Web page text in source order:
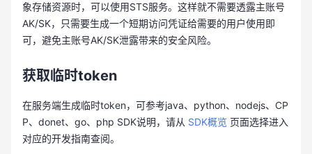
象存储资源时，可以使用STS服务。这样就不需要透露主账号
AK/SK，只需要生成一个短期访问凭证给需要的用户使用即
可，避免主账号AK/SK泄露带来的安全风险。
获取临时token
在服务端生成临时token，可参考java、python、nodejs、CP
P、donet、go、php SDK说明，请从 SDK概览 页面选择进入
对应的开发指南查阅。